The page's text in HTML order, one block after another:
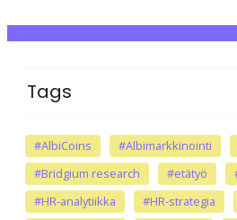
Tags
#AlbiCoins #Albimarkkinointi
#Bridgium research
#etätyö
#HR-analytiikka
#HR-strategia